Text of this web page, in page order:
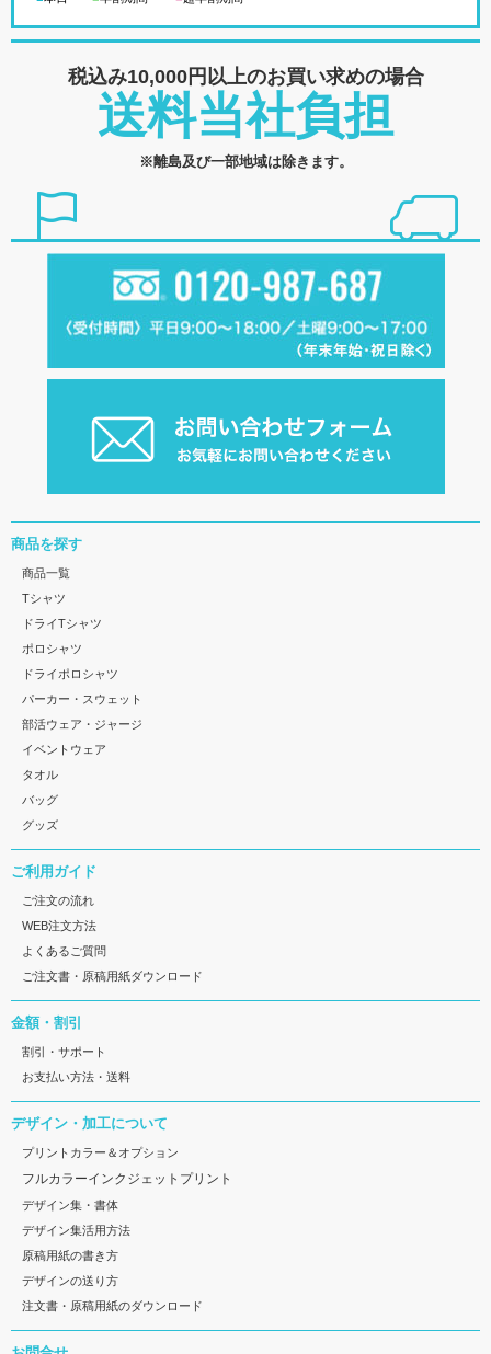
税込み10,000円以上のお買い求めの場合
送料当社負担
※離島及び一部地域は除きます。
商品を探す
商品一覧
Tシャツ
ドライTシャツ
ポロシャツ
ドライポロシャツ
パーカー・スウェット
部活ウェア・ジャージ
イベントウェア
タオル
バッグ
グッズ
ご利用ガイド
ご注文の流れ
WEB注文方法
よくあるご質問
ご注文書・原稿用紙ダウンロード
金額・割引
割引・サポート
お支払い方法・送料
デザイン・加工について
プリントカラー＆オプション
フルカラーインクジェットプリント
デザイン集・書体
デザイン集活用方法
原稿用紙の書き方
デザインの送り方
注文書・原稿用紙のダウンロード